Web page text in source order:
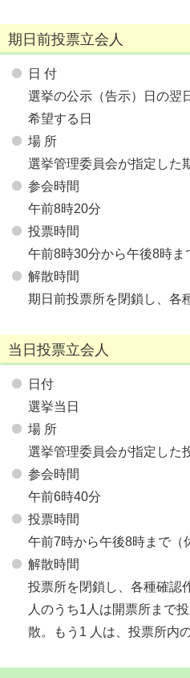
期日前投票立会人
日 付
選挙の公示（告示）日の翌
希望する日
場 所
選挙管理委員会が指定した
参会時間
午前8時20分
投票時間
午前8時30分から午後8時ま
解散時間
期日前投票所を閉鎖し、各
当日投票立会人
日付
選挙当日
場 所
選挙管理委員会が指定した
参会時間
午前6時40分
投票時間
午前7時から午後8時まで（
解散時間
投票所を閉鎖し、各種確認
人のうち1人は開票所まで
散。もう1 人は、投票所内